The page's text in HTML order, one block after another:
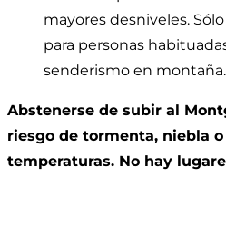
mayores desniveles.
para personas
senderismo en montaña.
Abstenerse de subir al
riesgo de tormenta, niebla o
temperaturas. No hay